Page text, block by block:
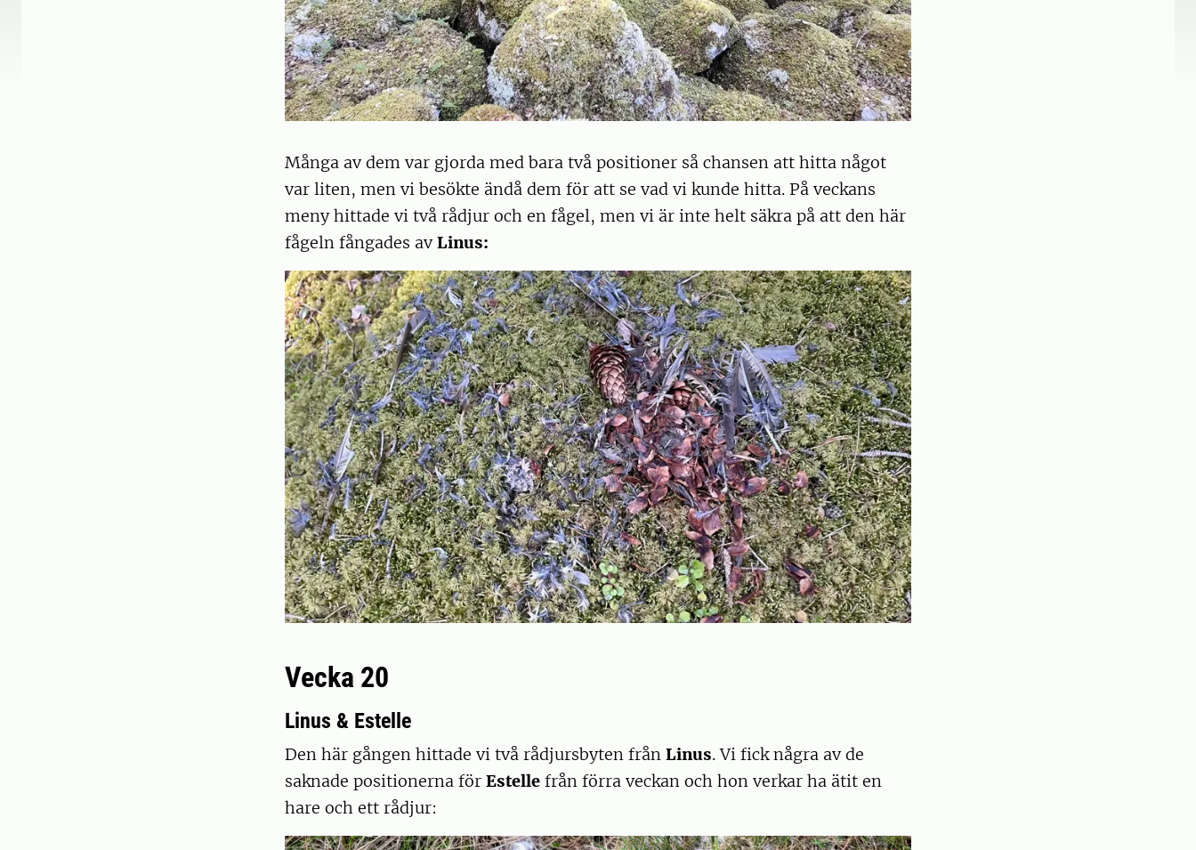
Många av dem var gjorda med bara två positioner så chansen att hitta något
var liten, men vi besökte ändå dem för att se vad vi kunde hitta. På veckans
meny hittade vi två rådjur och en fågel, men vi är inte helt säkra på att den här
fågeln fångades avLinus:
Vecka 20
Linus & Estelle
Den här gången hittade vi två rådjursbyten från Linus. Vi fick några av de
saknade positionerna för Estelle från förra veckan och hon verkar ha ätit en
hare och ett rådjur: